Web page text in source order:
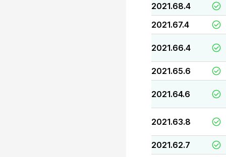
2021.68.4
2021.67.4
2021.66.4
2021.65.6
2021.64.6
2021.63.8
2021.62.7